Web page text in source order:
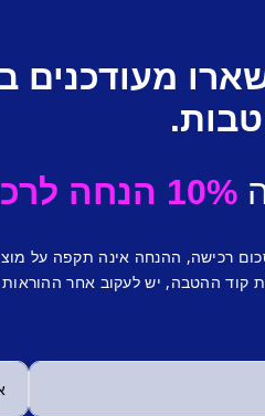
10% הנחה לרכישה ראשונה.
רכישה, ההנחה אינה תקפה על
ההטבה, יש לעקוב אחר